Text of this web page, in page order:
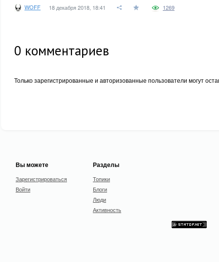
WOFF 18 декабря 2018, 18:41 1269
0 комментариев
Только зарегистрированные и авторизованные пользователи могут
Вы можете
Зарегистрироваться
Войти
Разделы
Топики
Блоги
Люди
Активность